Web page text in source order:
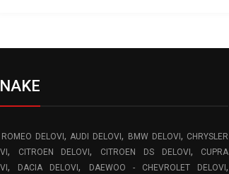
DELOVI, AUDI DELOVI, BMW DELOVI, CHRYSLER
, CITROEN DELOVI, CITROEN DS DELOVI,
CUPRA
, DACIA DELOVI, DAEWOO - CHEVROLET DELOVI,